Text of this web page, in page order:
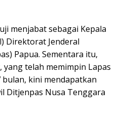
menjabat sebagai Kepala
Direktorat Jenderal
Papua. Sementara itu,
telah memimpin Lapas
kini mendapatkan
Ditjenpas Nusa Tenggara